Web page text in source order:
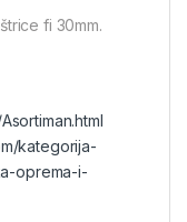
fi 30mm.
kategorija-
oprema-i-